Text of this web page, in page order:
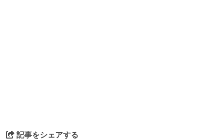
記事をシェアする